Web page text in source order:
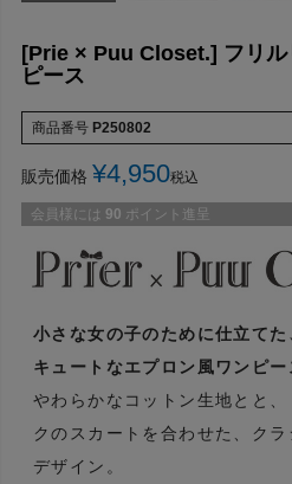
[Prie × Puu Closet.] フリル
ピース
商品番号 P250802
販売価格 ¥4,950税込
会員様には 90 ポイント進呈
小さな女の子のために仕立て
キュートなエプロン風ワンピー
やわらかなコットン生地とと
クのスカートを合わせた、ク
デザイン。